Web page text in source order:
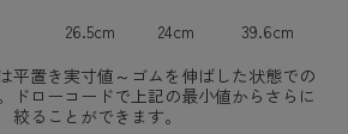
26.5cm 24cm
39.6cm
平置き実寸値～ゴムを伸ばした状態での
ドローコードで上記の最小値からさらに
絞ることができます。